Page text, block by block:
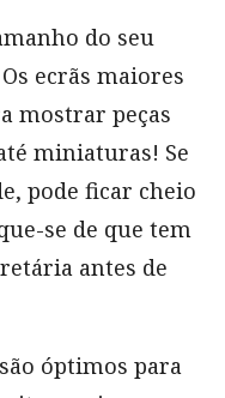
do seu
ecrãs maiores
mostrar peças
miniaturas! Se
pode ficar cheio
se de que tem
antes de
óptimos para